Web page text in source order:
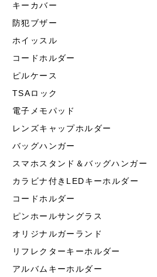
キーカバー
防犯ブザー
ホイッスル
コードホルダー
ピルケース
TSAロック
電子メモパッド
レンズキャップホルダー
バッグハンガー
スマホスタンド＆バッグハンガー
カラビナ付きLEDキーホルダー
コードホルダー
ピンホールサングラス
オリジナルガーランド
リフレクターキーホルダー
アルバムキーホルダー